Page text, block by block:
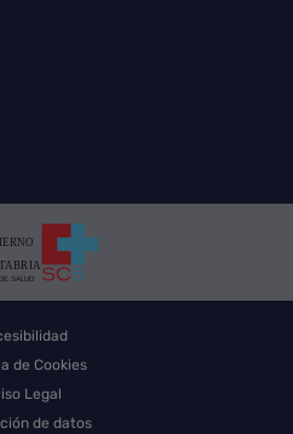
de Cookies
Legal
de datos